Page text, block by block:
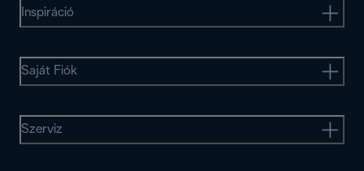
Inspiráció
Saját Fiók
Szerviz